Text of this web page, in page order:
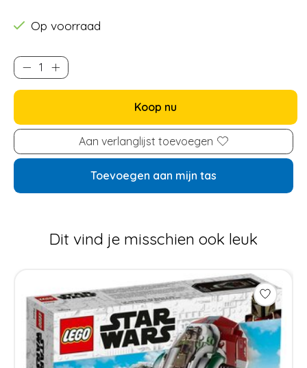
Op voorraad
Koop nu
Aan verlanglijst toevoegen
Toevoegen aan mijn tas
Dit vind je misschien ook leuk